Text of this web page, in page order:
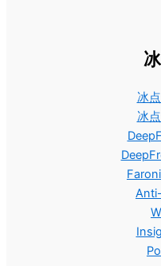
冰
冰